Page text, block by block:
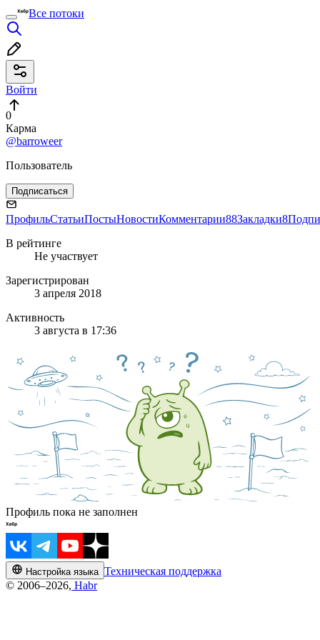
Все потоки
Войти
0
Карма
@barroweer
Пользователь
Подписаться
ПрофильСтатьиПостыНовостиКомментарии88Закладки8
В рейтинге
Не участвует
Зарегистрирован
3 апреля 2018
Активность
3 августа в 17:36
Профиль пока не заполнен
Настройка языка Техническая поддержка
© 2006–2026, Habr